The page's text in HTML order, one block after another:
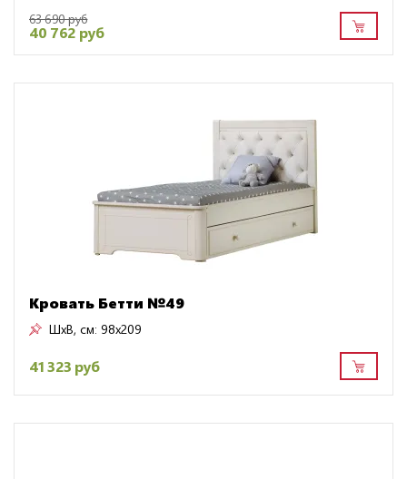
63 690 руб
40 762 руб
Кровать Бетти №49
ШxВ, см: 98x209
41 323 руб